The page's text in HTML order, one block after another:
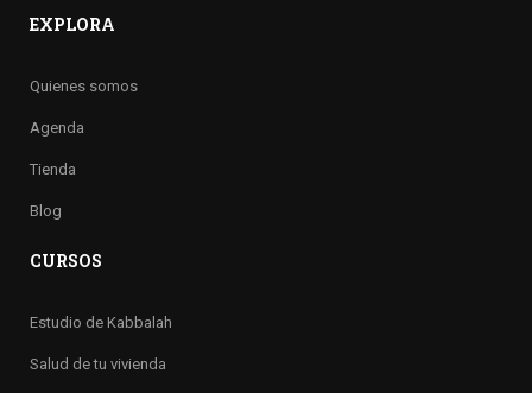
EXPLORA
Quienes somos
Agenda
Tienda
Blog
CURSOS
Estudio de Kabbalah
Salud de tu vivienda